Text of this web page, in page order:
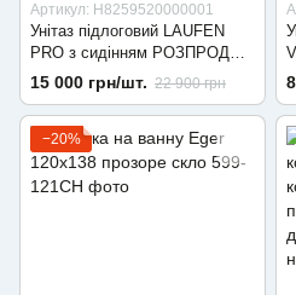
Артикул: H8259520000001
Унітаз підлоговий LAUFEN
PRO з сидінням РОЗПРОДАЖ
ВІТРИНИ
15 000 грн/шт. 22 900 грн
−20%